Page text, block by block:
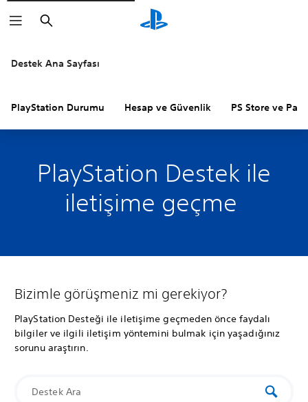
Arama
Destek Ana Sayfası
PlayStation Durumu Hesap ve Güvenlik PS Store ve
PlayStation Destek ile
iletişime geçme
Bizimle görüşmeniz mi gerekiyor?
PlayStation Desteği ile iletişime geçmeden önce faydalı
bilgiler ve ilgili iletişim yöntemini bulmak için yaşadığınız
sorunu araştırın.